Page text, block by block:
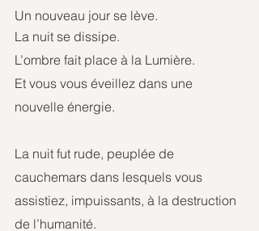
Un nouveau jour se lève.
La nuit se dissipe.
L’ombre fait place à la Lumière.
Et vous vous éveillez dans une
nouvelle énergie.
La nuit fut rude, peuplée de
cauchemars dans lesquels vous
assistiez, impuissants, à la destruction
de l’humanité.